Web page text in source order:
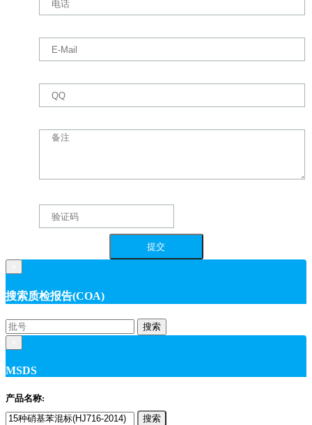
搜索质检报告(COA)
搜索
MSDS
产品名称:
搜索